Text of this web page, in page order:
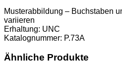
Musterabbildung – Buchstaben
variieren
Erhaltung: UNC
Katalognummer: P.73A
Ähnliche Produkte